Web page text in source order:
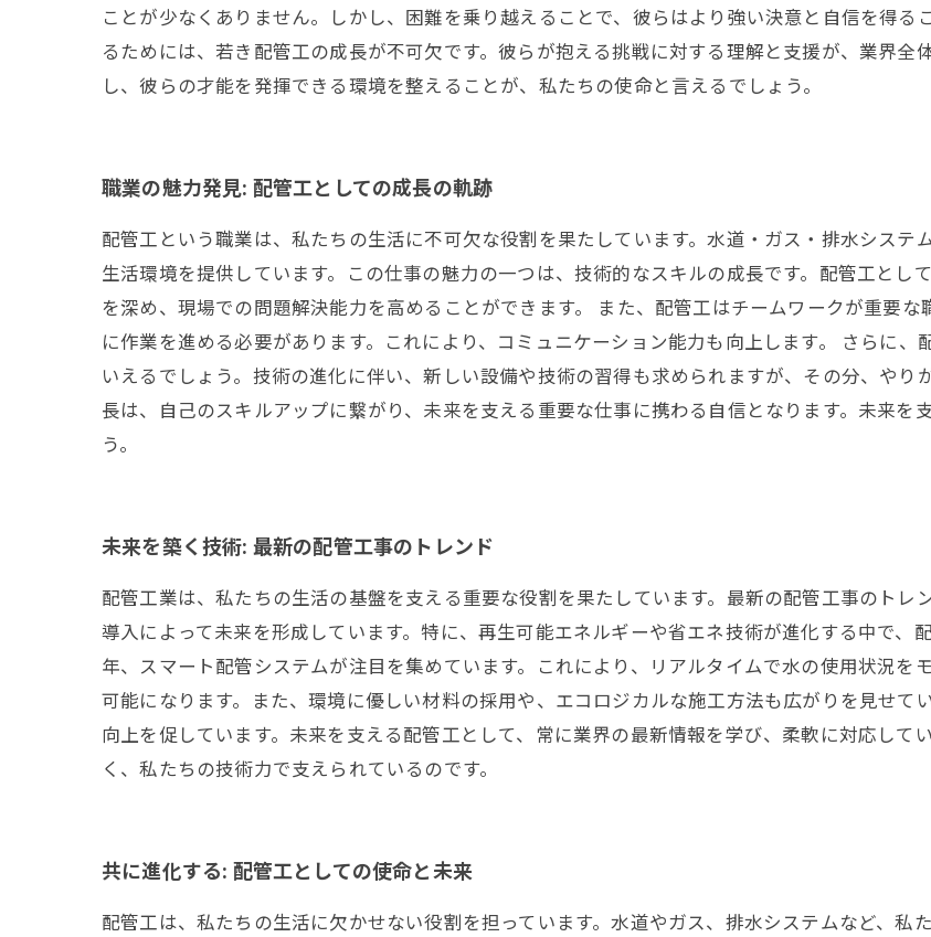
ことが少なくありません。しかし、困難を乗り越えることで、彼らはより強い決意と自信を得る
るためには、若き配管工の成長が不可欠です。彼らが抱える挑戦に対する理解と支援が、業界全
し、彼らの才能を発揮できる環境を整えることが、私たちの使命と言えるでしょう。
職業の魅力発見: 配管工としての成長の軌跡
配管工という職業は、私たちの生活に不可欠な役割を果たしています。水道・ガス・排水シス
生活環境を提供しています。この仕事の魅力の一つは、技術的なスキルの成長です。配管工とし
を深め、現場での問題解決能力を高めることができます。 また、配管工はチームワークが重要
に作業を進める必要があります。これにより、コミュニケーション能力も向上します。 さらに
いえるでしょう。技術の進化に伴い、新しい設備や技術の習得も求められますが、その分、や
長は、自己のスキルアップに繋がり、未来を支える重要な仕事に携わる自信となります。未来を
う。
未来を築く技術: 最新の配管工事のトレンド
配管工業は、私たちの生活の基盤を支える重要な役割を果たしています。最新の配管工事のト
導入によって未来を形成しています。特に、再生可能エネルギーや省エネ技術が進化する中で、
年、スマート配管システムが注目を集めています。これにより、リアルタイムで水の使用状況
可能になります。また、環境に優しい材料の採用や、エコロジカルな施工方法も広がりを見せて
向上を促しています。未来を支える配管工として、常に業界の最新情報を学び、柔軟に対応して
く、私たちの技術力で支えられているのです。
共に進化する: 配管工としての使命と未来
配管工は、私たちの生活に欠かせない役割を担っています。水道やガス、排水システムなど、私